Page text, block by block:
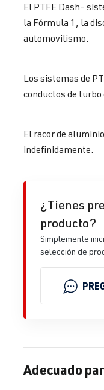
El PTFE Dash-
la Fórmula 1, la
automovilismo.
Los sistemas de
conductos de
El racor de
indefinidamente.
¿Tienes
producto?
Simplemente
selección de
Adecuado